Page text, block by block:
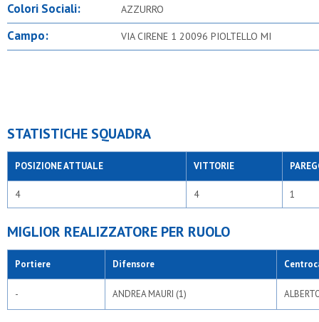
Colori Sociali:
AZZURRO
Campo: VIA CIRENE 1 20096 PIOLTELLO MI
STATISTICHE SQUADRA
POSIZIONE ATTUALE VITTORIE
4 4 1
MIGLIOR REALIZZATORE PER RUOLO
Portiere Difensore
- ANDREA MAURI (1)